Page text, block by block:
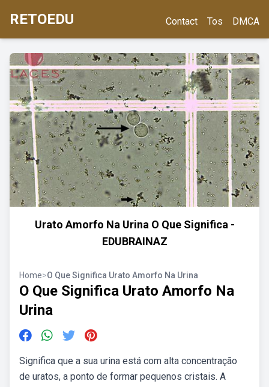
RETOEDU Contact Tos DMCA
Urato Amorfo Na Urina O Que Significa -
EDUBRAINAZ
Home>O Que Significa Urato Amorfo Na Urina
O Que Significa Urato Amorfo Na
Urina
Significa que a sua urina está com alta concentração
de uratos, a ponto de formar pequenos cristais. A